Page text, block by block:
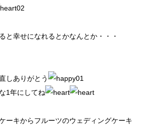
と幸せになれるとかなんとか・・・
しありがとう
1年にしてね
ーキからフルーツのウェディングケーキ